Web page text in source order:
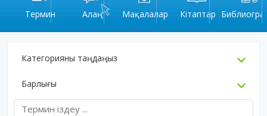
Термин Алаң Мақалалар Кітаптар
Категорияны таңдаңыз
Барлығы